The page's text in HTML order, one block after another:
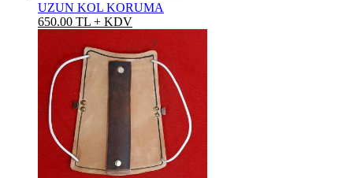
UZUN KOL KORUMA
650.00 TL + KDV